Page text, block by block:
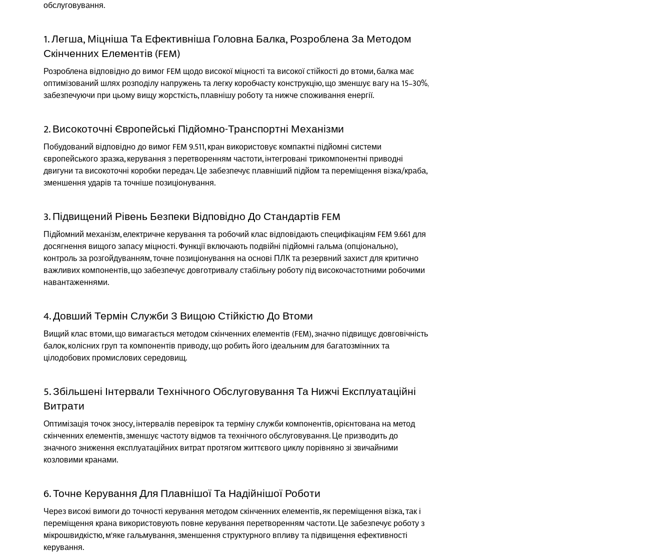
обслуговування.
1. Легша, Міцніша Та Ефективніша Головна Балка, Розроблена За Методом
Скінченних Елементів (FEM)
Розроблена відповідно до вимог FEM щодо високої міцності та високої стійкості до втоми, балка має
оптимізований шлях розподілу напружень та легку коробчасту конструкцію, що зменшує вагу на 15–30%,
забезпечуючи при цьому вищу жорсткість, плавнішу роботу та нижче споживання енергії.
2. Високоточні Європейські Підйомно-Транспортні Механізми
Побудований відповідно до вимог FEM 9.511, кран використовує компактні підйомні системи
європейського зразка, керування з перетворенням частоти, інтегровані трикомпонентні приводні
двигуни та високоточні коробки передач. Це забезпечує плавніший підйом та переміщення візка/краба,
зменшення ударів та точніше позиціонування.
3. Підвищений Рівень Безпеки Відповідно До Стандартів FEM
Підйомний механізм, електричне керування та робочий клас відповідають специфікаціям FEM 9.661 для
досягнення вищого запасу міцності. Функції включають подвійні підйомні гальма (опціонально),
контроль за розгойдуванням, точне позиціонування на основі ПЛК та резервний захист для критично
важливих компонентів, що забезпечує довготривалу стабільну роботу під високочастотними робочими
навантаженнями.
4. Довший Термін Служби З Вищою Стійкістю До Втоми
Вищий клас втоми, що вимагається методом скінченних елементів (FEM), значно підвищує довговічність
балок, колісних груп та компонентів приводу, що робить його ідеальним для багатозмінних та
цілодобових промислових середовищ.
5. Збільшені Інтервали Технічного Обслуговування Та Нижчі Експлуатаційні
Витрати
Оптимізація точок зносу, інтервалів перевірок та терміну служби компонентів, орієнтована на метод
скінченних елементів, зменшує частоту відмов та технічного обслуговування. Це призводить до
значного зниження експлуатаційних витрат протягом життєвого циклу порівняно зі звичайними
козловими кранами.
6. Точне Керування Для Плавнішої Та Надійнішої Роботи
Через високі вимоги до точності керування методом скінченних елементів, як переміщення візка, так і
переміщення крана використовують повне керування перетворенням частоти. Це забезпечує роботу з
мікрошвидкістю, м'яке гальмування, зменшення структурного впливу та підвищення ефективності
керування.